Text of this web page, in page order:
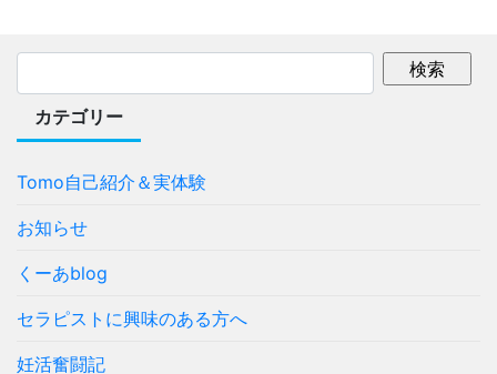
カテゴリー
Tomo自己紹介＆実体験
お知らせ
くーあblog
セラピストに興味のある方へ
妊活奮闘記